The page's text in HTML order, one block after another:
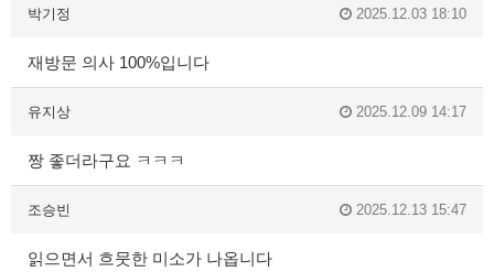
박기정 2025.12.03 18:10
재방문 의사 100%입니다
유지상 2025.12.09 14:17
짱 좋더라구요 ㅋㅋㅋ
조승빈 2025.12.13 15:47
읽으면서 흐뭇한 미소가 나옵니다